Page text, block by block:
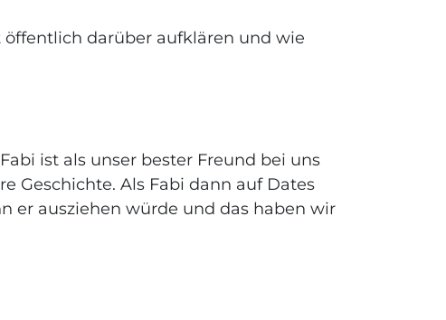
darüber aufklären und wie
ist als unser bester Freund bei uns
Geschichte. Als Fabi dann auf Dates
er ausziehen würde und das haben wir